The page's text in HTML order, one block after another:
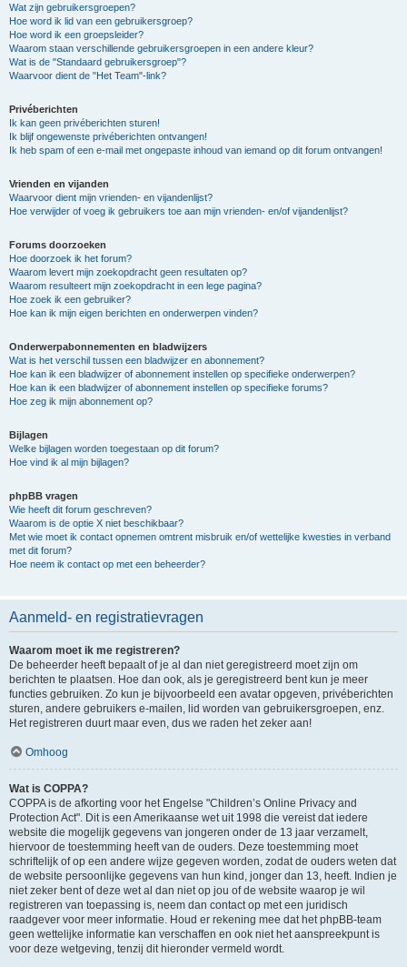
Wat zijn gebruikersgroepen?
Hoe word ik lid van een gebruikersgroep?
Hoe word ik een groepsleider?
Waarom staan verschillende gebruikersgroepen in een andere kleur?
Wat is de "Standaard gebruikersgroep"?
Waarvoor dient de "Het Team"-link?
Privéberichten
Ik kan geen privéberichten sturen!
Ik blijf ongewenste privéberichten ontvangen!
Ik heb spam of een e-mail met ongepaste inhoud van iemand op dit forum ontvangen!
Vrienden en vijanden
Waarvoor dient mijn vrienden- en vijandenlijst?
Hoe verwijder of voeg ik gebruikers toe aan mijn vrienden- en/of vijandenlijst?
Forums doorzoeken
Hoe doorzoek ik het forum?
Waarom levert mijn zoekopdracht geen resultaten op?
Waarom resulteert mijn zoekopdracht in een lege pagina?
Hoe zoek ik een gebruiker?
Hoe kan ik mijn eigen berichten en onderwerpen vinden?
Onderwerpabonnementen en bladwijzers
Wat is het verschil tussen een bladwijzer en abonnement?
Hoe kan ik een bladwijzer of abonnement instellen op specifieke onderwerpen?
Hoe kan ik een bladwijzer of abonnement instellen op specifieke forums?
Hoe zeg ik mijn abonnement op?
Bijlagen
Welke bijlagen worden toegestaan op dit forum?
Hoe vind ik al mijn bijlagen?
phpBB vragen
Wie heeft dit forum geschreven?
Waarom is de optie X niet beschikbaar?
Met wie moet ik contact opnemen omtrent misbruik en/of wettelijke kwesties in verband
met dit forum?
Hoe neem ik contact op met een beheerder?
Aanmeld- en registratievragen
Waarom moet ik me registreren?
De beheerder heeft bepaalt of je al dan niet geregistreerd moet zijn om
berichten te plaatsen. Hoe dan ook, als je geregistreerd bent kun je meer
functies gebruiken. Zo kun je bijvoorbeeld een avatar opgeven, privéberichten
sturen, andere gebruikers e-mailen, lid worden van gebruikersgroepen, enz.
Het registreren duurt maar even, dus we raden het zeker aan!
Omhoog
Wat is COPPA?
COPPA is de afkorting voor het Engelse "Children’s Online Privacy and
Protection Act". Dit is een Amerikaanse wet uit 1998 die vereist dat iedere
website die mogelijk gegevens van jongeren onder de 13 jaar verzamelt,
hiervoor de toestemming heeft van de ouders. Deze toestemming moet
schriftelijk of op een andere wijze gegeven worden, zodat de ouders weten dat
de website persoonlijke gegevens van hun kind, jonger dan 13, heeft. Indien je
niet zeker bent of deze wet al dan niet op jou of de website waarop je wil
registreren van toepassing is, neem dan contact op met een juridisch
raadgever voor meer informatie. Houd er rekening mee dat het phpBB-team
geen wettelijke informatie kan verschaffen en ook niet het aanspreekpunt is
voor deze wetgeving, tenzij dit hieronder vermeld wordt.